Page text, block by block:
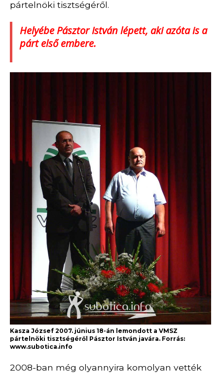
pártelnöki tisztségéről.
Helyébe Pásztor István lépett, aki azóta is a
párt első embere.
Kasza József 2007. június 18-án lemondott a VMSZ
pártelnöki tisztségéről Pásztor István javára. Forrás:
www.subotica.info
2008-ban még olyannyira komolyan vették